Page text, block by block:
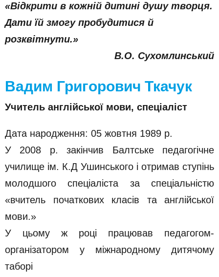
«Відкрити в кожній дитині душу творця.
Дати їй змогу пробудитися й
розквітнути.»
В.О. Сухомлинський
Вадим Григорович Ткачук
Учитель англійської мови, спеціаліст
Дата народження: 05 жовтня 1989 р.
У 2008 р. закінчив Балтське педагогічне
училище ім. К.Д Ушинського і отримав ступінь
молодшого спеціаліста за спеціальністю
«вчитель початкових класів та англійської
мови.»
У цьому ж році працював педагогом-
організатором у міжнародному дитячому
таборі